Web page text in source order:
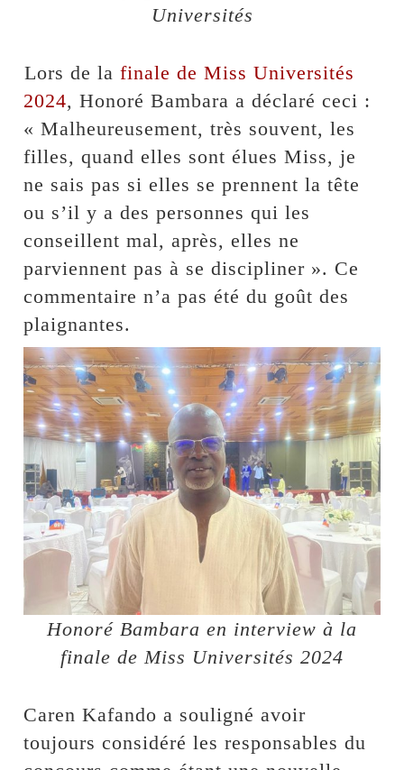
Universités
⁠Lors de lafinale de Miss Universités
2024, Honoré Bambara a déclaré ceci :
« Malheureusement, très souvent, les
filles, quand elles sont élues Miss, je
ne sais pas si elles se prennent la tête
ou s’il y a des personnes qui les
conseillent mal, après, elles ne
parviennent pas à se discipliner ». Ce
commentaire n’a pas été du goût des
plaignantes.
Honoré Bambara en interview à la
finale de Miss Universités 2024
Caren Kafando a souligné avoir
toujours considéré les responsables du